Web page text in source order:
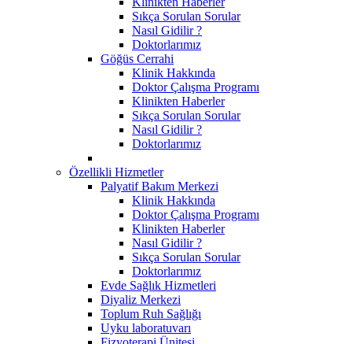
Sıkça Sorulan Sorular
Nasıl Gidilir ?
Doktorlarımız
Göğüs Cerrahi
Klinik Hakkında
Doktor Çalışma Programı
Klinikten Haberler
Sıkça Sorulan Sorular
Nasıl Gidilir ?
Doktorlarımız
Özellikli Hizmetler
Palyatif Bakım Merkezi
Klinik Hakkında
Doktor Çalışma Programı
Klinikten Haberler
Nasıl Gidilir ?
Sıkça Sorulan Sorular
Doktorlarımız
Evde Sağlık Hizmetleri
Diyaliz Merkezi
Toplum Ruh Sağlığı
Uyku laboratuvarı